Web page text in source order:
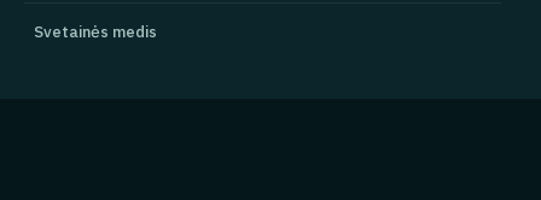
Svetainės medis